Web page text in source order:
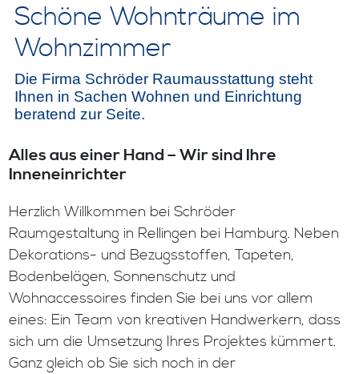
Schöne Wohnträume im
Wohnzimmer
Die Firma Schröder Raumausstattung steht
Ihnen in Sachen Wohnen und Einrichtung
beratend zur Seite.
Alles aus einer Hand – Wir sind Ihre
Inneneinrichter
Herzlich Willkommen bei Schröder
Raumgestaltung in Rellingen bei Hamburg. Neben
Dekorations- und Bezugsstoffen, Tapeten,
Bodenbelägen, Sonnenschutz und
Wohnaccessoires finden Sie bei uns vor allem
eines: Ein Team von kreativen Handwerkern, dass
sich um die Umsetzung Ihres Projektes kümmert.
Ganz gleich ob Sie sich noch in der